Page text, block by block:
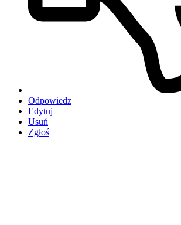
Odpowiedz
Edytuj
Usuń
Zgłoś